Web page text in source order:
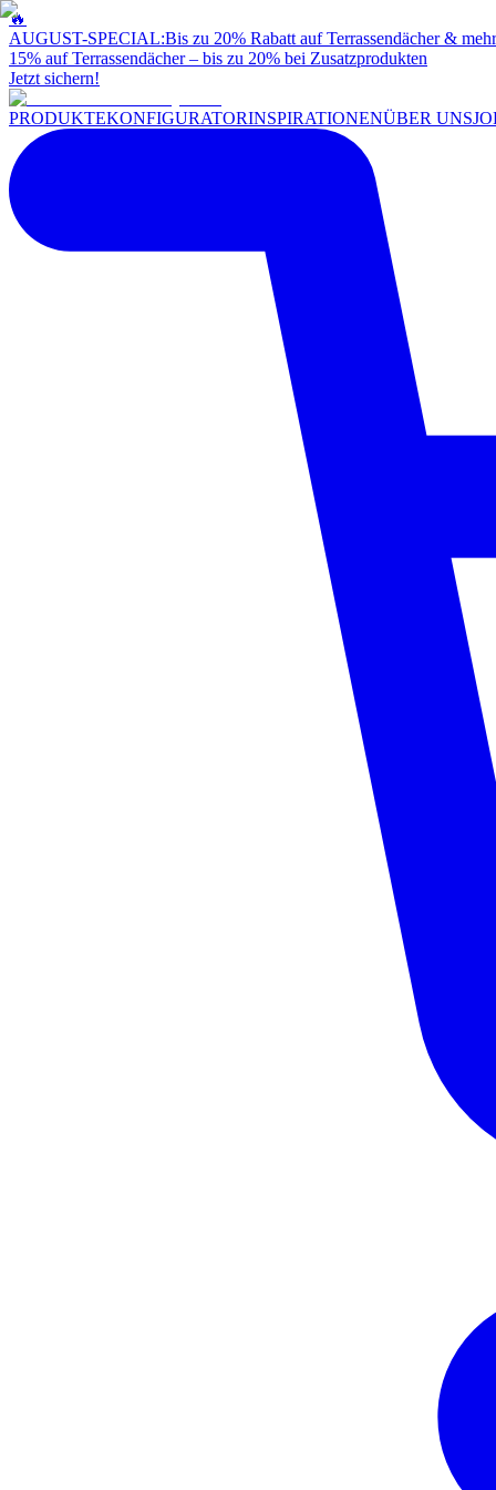
🔥
AUGUST-SPECIAL:Bis zu 20% Rabatt auf Terrassendächer & mehr
15% auf Terrassendächer – bis zu 20% bei Zusatzprodukten
Jetzt sichern!
PRODUKTEKONFIGURATORINSPIRATIONENÜBER UNS